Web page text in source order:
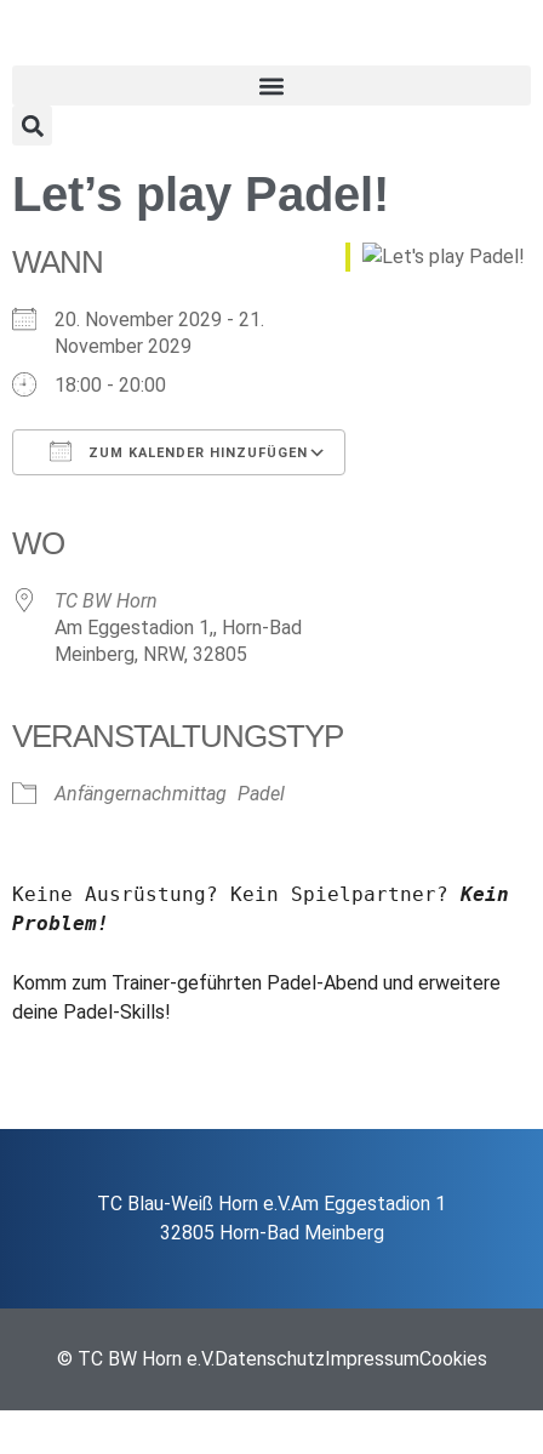
Let’s play Padel!
WANN
20. November 2029 - 21.
November 2029
18:00 - 20:00
ZUM KALENDER HINZUFÜGEN
WO
TC BW Horn
Am Eggestadion 1,, Horn-Bad
Meinberg, NRW, 32805
VERANSTALTUNGSTYP
Anfängernachmittag Padel
Keine Ausrüstung? Kein Spielpartner? Kein
Problem!
Komm zum Trainer-geführten Padel-Abend und erweitere
deine Padel-Skills!
TC Blau-Weiß Horn e.V.Am Eggestadion 1
32805 Horn-Bad Meinberg
© TC BW Horn e.V.DatenschutzImpressumCookies